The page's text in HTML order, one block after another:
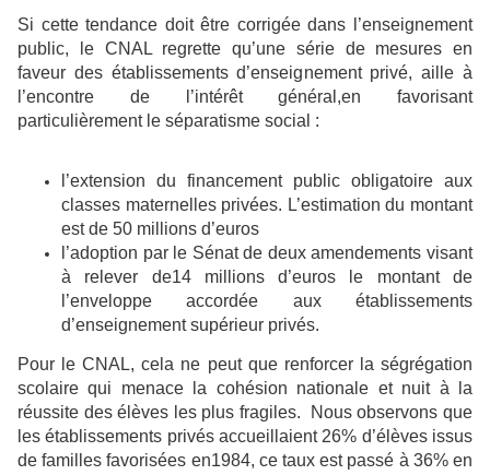
Si cette tendance doit être corrigée dans l’enseignement
public, le CNAL regrette qu’une série de mesures en
faveur des établissements d’enseignement privé, aille à
l’encontre de l’intérêt général,en favorisant
particulièrement le séparatisme social :
l’extension du financement public obligatoire aux
classes maternelles privées. L’estimation du montant
est de 50 millions d’euros
l’adoption par le Sénat de deux amendements visant
à relever de14 millions d’euros le montant de
l’enveloppe accordée aux établissements
d’enseignement supérieur privés.
Pour le CNAL, cela ne peut que renforcer la ségrégation
scolaire qui menace la cohésion nationale et nuit à la
réussite des élèves les plus fragiles. Nous observons que
les établissements privés accueillaient 26% d’élèves issus
de familles favorisées en1984, ce taux est passé à 36% en